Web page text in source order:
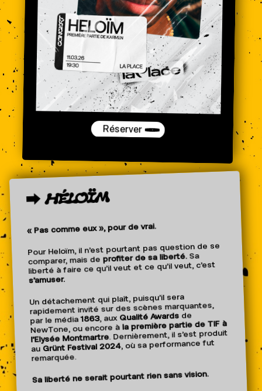
Réserver
⮕ HÉLOÏM
« Pas comme eux », pour de vrai.
Pour Heloïm, il n’est pourtant pas question de se
comparer, mais de profiter de sa liberté. Sa
liberté à faire ce qu’il veut et ce qu’il veut, c’est
s’amuser.
Un détachement qui plaît, puisqu’il sera
rapidement invité sur des scènes marquantes,
par le média1863, aux Qualité Awardsde
NewTone, ou encore àla première partie de TIF à
l’Elysée Montmartre. Dernièrement, il s’est produit
au Grünt Festival 2024, où sa performance fut
remarquée.
Sa liberté ne serait pourtant rien sans vision.